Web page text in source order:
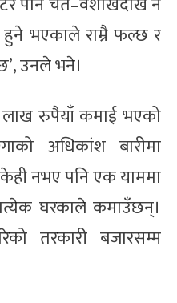
हुने भएकाले राम्रै फल्छ र
उनले भने।
रुपैयाँ कमाई भएको
अधिकांश बारीमा
नभए पनि एक याममा
घरकाले कमाउँछन्।
तरकारी बजारसम्म